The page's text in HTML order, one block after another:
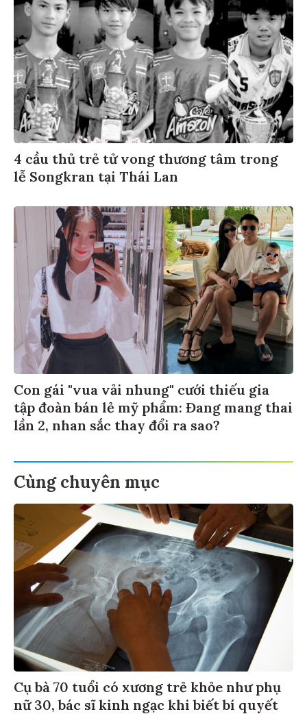
4 cầu thủ trẻ tử vong thương tâm trong
lễ Songkran tại Thái Lan
Con gái "vua vải nhung" cưới thiếu gia
tập đoàn bán lẻ mỹ phẩm: Đang mang thai
lần 2, nhan sắc thay đổi ra sao?
Cùng chuyên mục
Cụ bà 70 tuổi có xương trẻ khỏe như phụ
nữ 30, bác sĩ kinh ngạc khi biết bí quyết